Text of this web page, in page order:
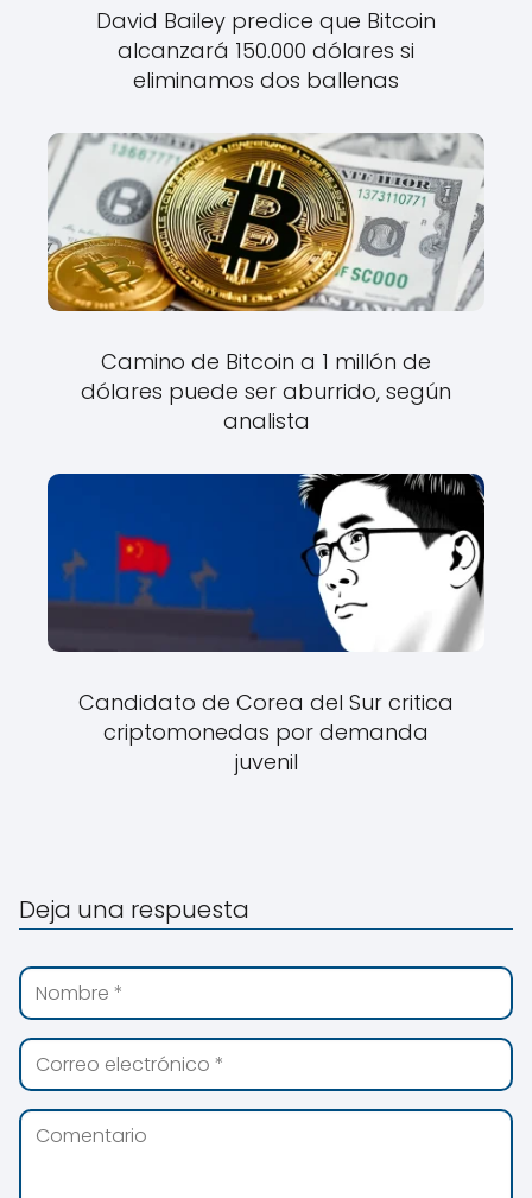
David Bailey predice que Bitcoin
alcanzará 150.000 dólares si
eliminamos dos ballenas
Camino de Bitcoin a 1 millón de
dólares puede ser aburrido, según
analista
Candidato de Corea del Sur critica
criptomonedas por demanda
juvenil
Deja una respuesta